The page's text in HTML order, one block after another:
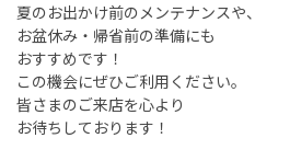
夏のお出かけ前のメンテナンスや、
お盆休み・帰省前の準備にも
おすすめです！
この機会にぜひご利用ください。
皆さまのご来店を心より
お待ちしております！